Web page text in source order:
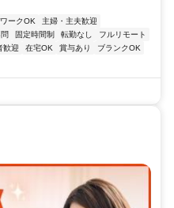
ークOK
主婦・主夫歓迎
固定時間制 転勤なし
フルリモート
歓迎 在宅OK 賞与あり
ブランクOK